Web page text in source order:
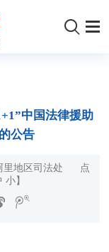
中国法律援助
公告
里地区司法处 点
小 】